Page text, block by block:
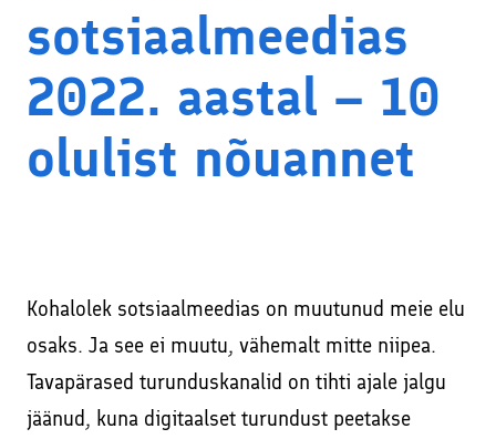
Kodulehe tekstide kirjutamine
SEO – kodulehe otsimootoritele optimeerimine
Google Ads reklaami haldamine ja konsultatsioonid
Sooduskoodid ja -pakkumised koostööpartneritelt!
Veebikoolitus – sissejuhatus meiliturundusse
Veebikoolitus – SEO, sisuturundus ja -loome
Õppekorralduse alused
sotsiaalmeedias
2022. aastal – 10
olulist nõuannet
Kohalolek sotsiaalmeedias on muutunud meie elu
osaks. Ja see ei muutu, vähemalt mitte niipea.
Tavapärased turunduskanalid on tihti ajale jalgu
jäänud, kuna digitaalset turundust peetakse